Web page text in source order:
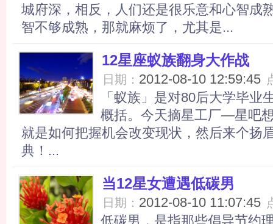
城府深，相反，人们还是很乐意和心智成
智不够成熟，那就麻烦了，尤其是...
12星座蚁族翻身大作战
日期： 2012-08-10 12:59:45
「蚁族」是对80后大学毕业
概括。今天摘星工厂—星吧
就是如何把握机会改变现状，然后来个扬
典！...
当12星女遭遇低碳男
日期： 2012-08-10 11:07:45
低碳男，是指那些倡导节约